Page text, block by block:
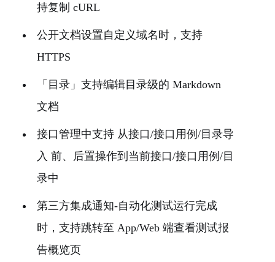
持复制 cURL
公开文档设置自定义域名时，支持
HTTPS
「目录」支持编辑目录级的 Markdown
文档
接口管理中支持 从接口/接口用例/目录导
入 前、后置操作到当前接口/接口用例/目
录中
第三方集成通知-自动化测试运行完成
时，支持跳转至 App/Web 端查看测试报
告概览页